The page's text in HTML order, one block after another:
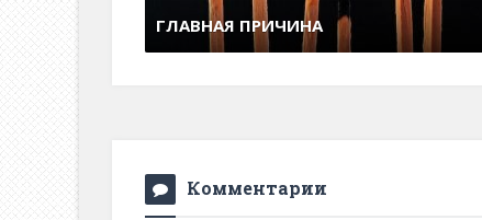
С чем мы расстались
Комментарии